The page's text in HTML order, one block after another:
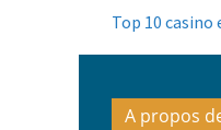
Top 10 casino
A propos